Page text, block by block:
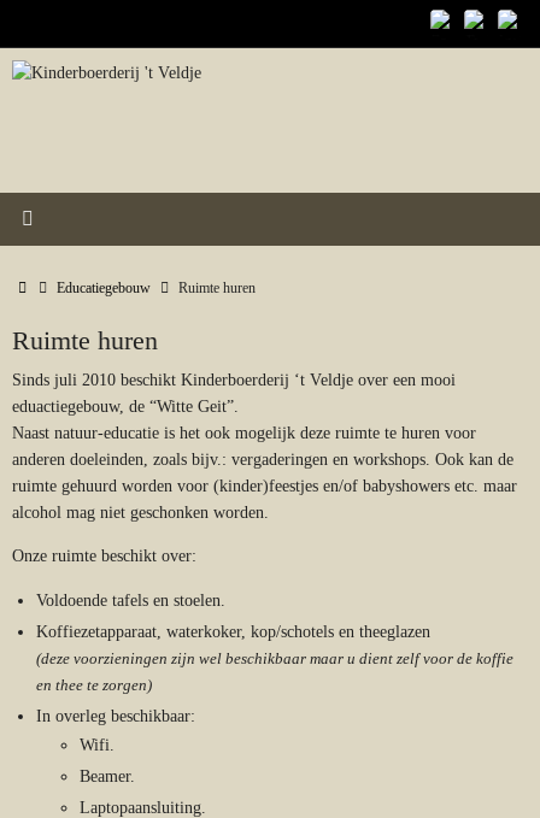
de
HomeEducatiegebouw Ruimte huren
Ruimte huren
Sinds juli 2010 beschikt Kinderboerderij ‘t Veldje over een mooi
eduactiegebouw, de “Witte Geit”.
Naast natuur-educatie is het ook mogelijk deze ruimte te huren voor
anderen doeleinden, zoals bijv.: vergaderingen en workshops. Ook kan de
ruimte gehuurd worden voor (kinder)feestjes en/of babyshowers etc. maar
alcohol mag niet geschonken worden.
Onze ruimte beschikt over:
Voldoende tafels en stoelen.
Koffiezetapparaat, waterkoker, kop/schotels en theeglazen
(deze voorzieningen zijn wel beschikbaar maar u dient zelf voor de koffie
en thee te zorgen)
In overleg beschikbaar:
Wifi.
Beamer.
Laptopaansluiting.